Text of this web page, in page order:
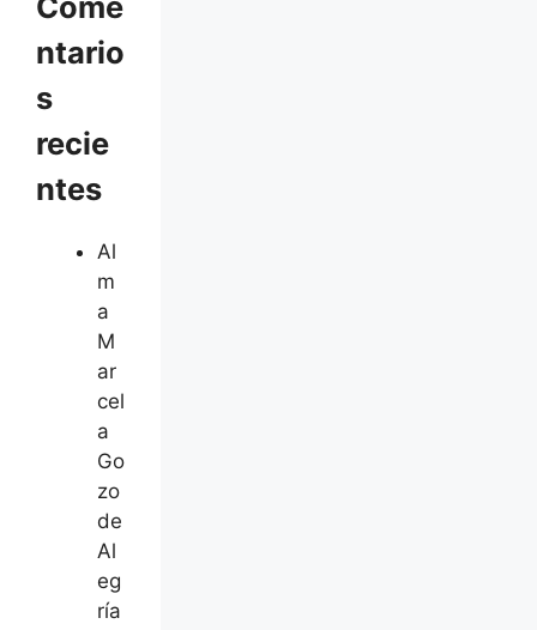
ntario
s
recie
ntes
Al
m
a
M
ar
cel
a
Go
zo
de
Al
eg
ría